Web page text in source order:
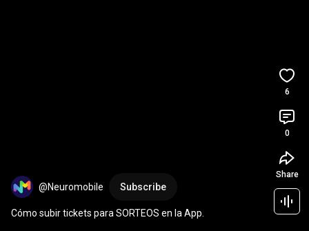
@Neuromobile Subscribe
Cómo subir tickets para SORTEOS en la App.
6
0
Share